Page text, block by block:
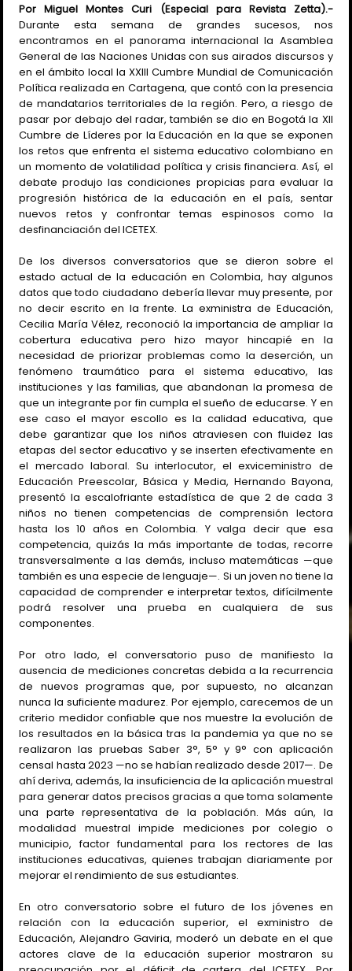
Por Miguel Montes Curi (Especial para Revista Zetta).-
Durante esta semana de grandes sucesos, nos
encontramos en el panorama internacional la Asamblea
General de las Naciones Unidas con sus airados discursos y
en el ámbito local la XXIII Cumbre Mundial de Comunicación
Política realizada en Cartagena, que contó con la presencia
de mandatarios territoriales de la región. Pero, a riesgo de
pasar por debajo del radar, también se dio en Bogotá la XII
Cumbre de Líderes por la Educación en la que se exponen
los retos que enfrenta el sistema educativo colombiano en
un momento de volatilidad política y crisis financiera. Así, el
debate produjo las condiciones propicias para evaluar la
progresión histórica de la educación en el país, sentar
nuevos retos y confrontar temas espinosos como la
desfinanciación del ICETEX.
De los diversos conversatorios que se dieron sobre el
estado actual de la educación en Colombia, hay algunos
datos que todo ciudadano debería llevar muy presente, por
no decir escrito en la frente. La exministra de Educación,
Cecilia María Vélez, reconoció la importancia de ampliar la
cobertura educativa pero hizo mayor hincapié en la
necesidad de priorizar problemas como la deserción, un
fenómeno traumático para el sistema educativo, las
instituciones y las familias, que abandonan la promesa de
que un integrante por fin cumpla el sueño de educarse. Y en
ese caso el mayor escollo es la calidad educativa, que
debe garantizar que los niños atraviesen con fluidez las
etapas del sector educativo y se inserten efectivamente en
el mercado laboral. Su interlocutor, el exviceministro de
Educación Preescolar, Básica y Media, Hernando Bayona,
presentó la escalofriante estadística de que 2 de cada 3
niños no tienen competencias de comprensión lectora
hasta los 10 años en Colombia. Y valga decir que esa
competencia, quizás la más importante de todas, recorre
transversalmente a las demás, incluso matemáticas —que
también es una especie de lenguaje—. Si un joven no tiene la
capacidad de comprender e interpretar textos, difícilmente
podrá resolver una prueba en cualquiera de sus
componentes.
Por otro lado, el conversatorio puso de manifiesto la
ausencia de mediciones concretas debida a la recurrencia
de nuevos programas que, por supuesto, no alcanzan
nunca la suficiente madurez. Por ejemplo, carecemos de un
criterio medidor confiable que nos muestre la evolución de
los resultados en la básica tras la pandemia ya que no se
realizaron las pruebas Saber 3°, 5° y 9° con aplicación
censal hasta 2023 —no se habían realizado desde 2017—. De
ahí deriva, además, la insuficiencia de la aplicación muestral
para generar datos precisos gracias a que toma solamente
una parte representativa de la población. Más aún, la
modalidad muestral impide mediciones por colegio o
municipio, factor fundamental para los rectores de las
instituciones educativas, quienes trabajan diariamente por
mejorar el rendimiento de sus estudiantes.
En otro conversatorio sobre el futuro de los jóvenes en
relación con la educación superior, el exministro de
Educación, Alejandro Gaviria, moderó un debate en el que
actores clave de la educación superior mostraron su